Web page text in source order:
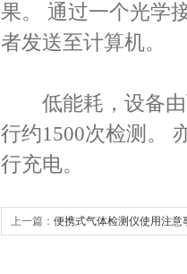
果。 通过一个光学
者发送至计算机。
低能耗，设备由
行约1500次检测。
行充电。
上一篇： 便携式气体检测仪使用注意